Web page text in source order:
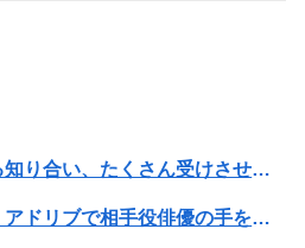
子どもが中学受験してる知り合い、たくさん受けさせてるけど合格したの通えない距離の学校だけらしい
【悲報】吉岡里帆さん、アドリブで相手役俳優の手を取りお胸に押し当てる（画像あり）